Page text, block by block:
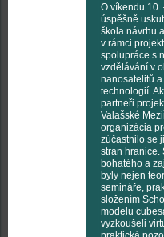
O víkendu 10.
úspěšně
škola návrhu
v rámci
spolupráce s
vzdělávání v
nanosatelitů
technologií.
partneři
Valašské
organizácia
zúčastnilo se
stran hranice.
bohatého a
byly nejen
semináře,
složením
modelu
vyzkoušeli